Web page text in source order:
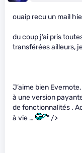
ouaip recu un mail
du coup j’ai pris
transférées ailleurs,
J’aime bien
à une version
de fonctionnalités .
à vie …
" />